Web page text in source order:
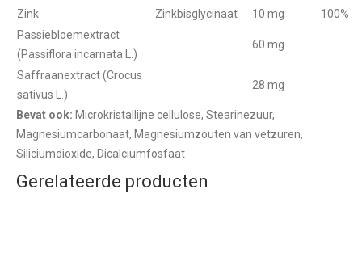
Zink Zinkbisglycinaat 10 mg
100%
Passiebloemextract
(Passiflora incarnata L.)
60 mg
Saffraanextract (Crocus
sativus L.)
28 mg
Bevat ook: Microkristallijne cellulose, Stearinezuur,
Magnesiumcarbonaat, Magnesiumzouten van vetzuren,
Siliciumdioxide, Dicalciumfosfaat
Gerelateerde producten